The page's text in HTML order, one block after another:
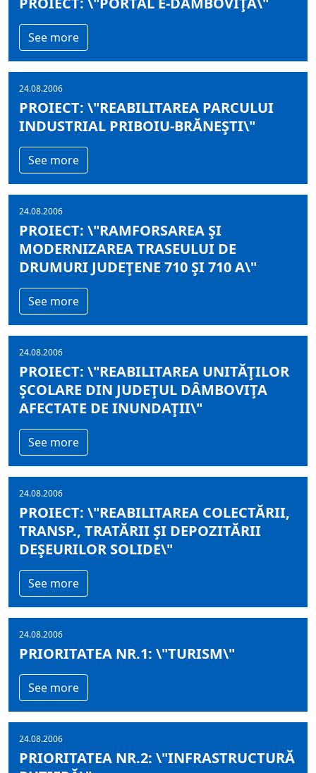
See more
24.08.2006
PROIECT: \"REABILITAREA PARCULUI
INDUSTRIAL PRIBOIU-BRĂNEŞTI\"
See more
24.08.2006
PROIECT: \"RAMFORSAREA ŞI
MODERNIZAREA TRASEULUI DE
DRUMURI JUDEŢENE 710 ŞI 710 A\"
See more
24.08.2006
PROIECT: \"REABILITAREA UNITĂŢILOR
ŞCOLARE DIN JUDEŢUL DÂMBOVIŢA
AFECTATE DE INUNDAŢII\"
See more
24.08.2006
PROIECT: \"REABILITAREA COLECTĂRII,
TRANSP., TRATĂRII ŞI DEPOZITĂRII
DEŞEURILOR SOLIDE\"
See more
24.08.2006
PRIORITATEA NR.1: \"TURISM\"
See more
24.08.2006
PRIORITATEA NR.2: \"INFRASTRUCTURĂ